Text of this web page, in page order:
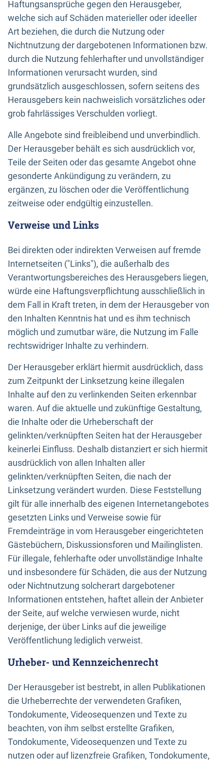
Haftungsansprüche gegen den Herausgeber,
welche sich auf Schäden materieller oder ideeller
Art beziehen, die durch die Nutzung oder
Nichtnutzung der dargebotenen Informationen bzw.
durch die Nutzung fehlerhafter und unvollständiger
Informationen verursacht wurden, sind
grundsätzlich ausgeschlossen, sofern seitens des
Herausgebers kein nachweislich vorsätzliches oder
grob fahrlässiges Verschulden vorliegt.
Alle Angebote sind freibleibend und unverbindlich.
Der Herausgeber behält es sich ausdrücklich vor,
Teile der Seiten oder das gesamte Angebot ohne
gesonderte Ankündigung zu verändern, zu
ergänzen, zu löschen oder die Veröffentlichung
zeitweise oder endgültig einzustellen.
Verweise und Links
Bei direkten oder indirekten Verweisen auf fremde
Internetseiten ("Links"), die außerhalb des
Verantwortungsbereiches des Herausgebers liegen,
würde eine Haftungsverpflichtung ausschließlich in
dem Fall in Kraft treten, in dem der Herausgeber von
den Inhalten Kenntnis hat und es ihm technisch
möglich und zumutbar wäre, die Nutzung im Falle
rechtswidriger Inhalte zu verhindern.
Der Herausgeber erklärt hiermit ausdrücklich, dass
zum Zeitpunkt der Linksetzung keine illegalen
Inhalte auf den zu verlinkenden Seiten erkennbar
waren. Auf die aktuelle und zukünftige Gestaltung,
die Inhalte oder die Urheberschaft der
gelinkten/verknüpften Seiten hat der Herausgeber
keinerlei Einfluss. Deshalb distanziert er sich hiermit
ausdrücklich von allen Inhalten aller
gelinkten/verknüpften Seiten, die nach der
Linksetzung verändert wurden. Diese Feststellung
gilt für alle innerhalb des eigenen Internetangebotes
gesetzten Links und Verweise sowie für
Fremdeinträge in vom Herausgeber eingerichteten
Gästebüchern, Diskussionsforen und Mailinglisten.
Für illegale, fehlerhafte oder unvollständige Inhalte
und insbesondere für Schäden, die aus der Nutzung
oder Nichtnutzung solcherart dargebotener
Informationen entstehen, haftet allein der Anbieter
der Seite, auf welche verwiesen wurde, nicht
derjenige, der über Links auf die jeweilige
Veröffentlichung lediglich verweist.
Urheber- und Kennzeichenrecht
Der Herausgeber ist bestrebt, in allen Publikationen
die Urheberrechte der verwendeten Grafiken,
Tondokumente, Videosequenzen und Texte zu
beachten, von ihm selbst erstellte Grafiken,
Tondokumente, Videosequenzen und Texte zu
nutzen oder auf lizenzfreie Grafiken, Tondokumente,